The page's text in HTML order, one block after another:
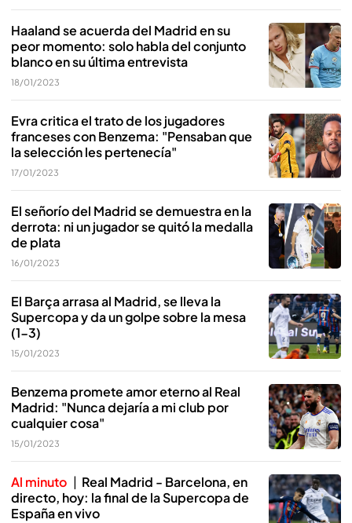
Haaland se acuerda del Madrid en su
peor momento: solo habla del conjunto
blanco en su última entrevista
18/01/2023
Evra critica el trato de los jugadores
franceses con Benzema: "Pensaban que
la selección les pertenecía"
17/01/2023
El señorío del Madrid se demuestra en la
derrota: ni un jugador se quitó la medalla
de plata
16/01/2023
El Barça arrasa al Madrid, se lleva la
Supercopa y da un golpe sobre la mesa
(1-3)
15/01/2023
Benzema promete amor eterno al Real
Madrid: "Nunca dejaría a mi club por
cualquier cosa"
15/01/2023
Al minuto
Real Madrid - Barcelona, en
directo, hoy: la final de la Supercopa de
España en vivo